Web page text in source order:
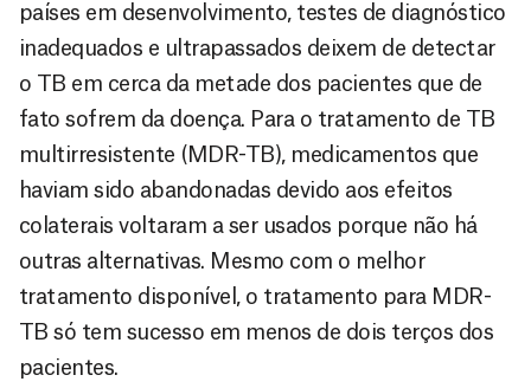
países em desenvolvimento, testes de diagnóstico
inadequados e ultrapassados deixem de detectar
o TB em cerca da metade dos pacientes que de
fato sofrem da doença. Para o tratamento de TB
multirresistente (MDR-TB), medicamentos que
haviam sido abandonadas devido aos efeitos
colaterais voltaram a ser usados porque não há
outras alternativas. Mesmo com o melhor
tratamento disponível, o tratamento para MDR-
TB só tem sucesso em menos de dois terços dos
pacientes.